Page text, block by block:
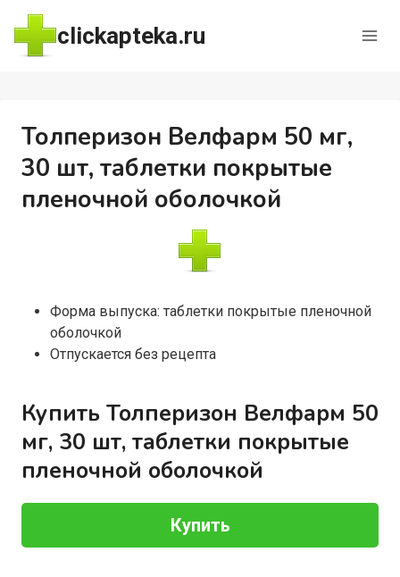
Перейти
содержимому
clickapteka.ru
Толперизон Велфарм 50 мг,
30 шт, таблетки покрытые
пленочной оболочкой
Форма выпуска: таблетки покрытые пленочной
оболочкой
Отпускается без рецепта
Купить Толперизон Велфарм 50
мг, 30 шт, таблетки покрытые
пленочной оболочкой
Купить